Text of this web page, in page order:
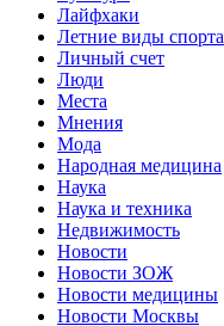
Лайфхаки
Летние виды спорта
Личный счет
Люди
Места
Мнения
Мода
Народная медицина
Наука
Наука и техника
Недвижимость
Новости
Новости ЗОЖ
Новости медицины
Новости Москвы